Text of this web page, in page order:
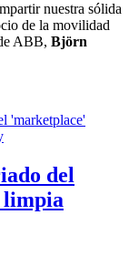
nuestra sólida
de la movilidad
ABB, Björn
del
limpia